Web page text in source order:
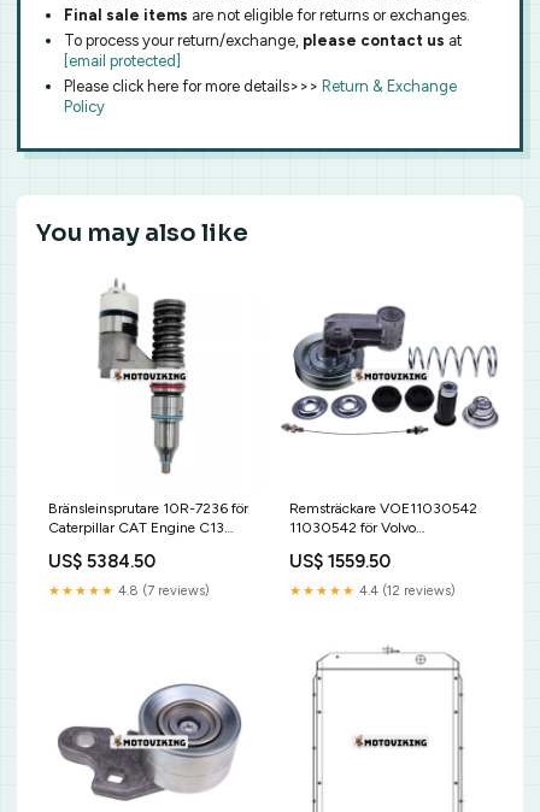
Final sale items are not eligible for returns or exchanges.
To process your return/exchange, please contact us at
[email protected]
Please click here for more details>>> Return & Exchange
Policy
You may also like
Bränsleinsprutare 10R-7236 för
Caterpillar CAT Engine C13
US$ 5384.50
★★★★★ 4.8 (7 reviews)
Remsträckare VOE11030542
11030542 för Volvo
EW230B EC230B EW230B
EC340 EC390 EC330B
US$ 1559.50
★★★★★ 4.4 (12 reviews)